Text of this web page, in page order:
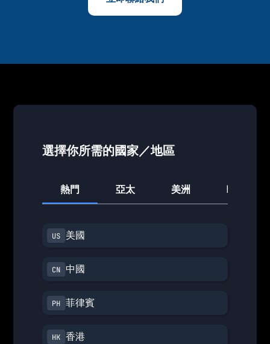
選擇你所需的國家／地區
熱門 亞太 美洲 歐洲
美國
中國
菲律賓
香港